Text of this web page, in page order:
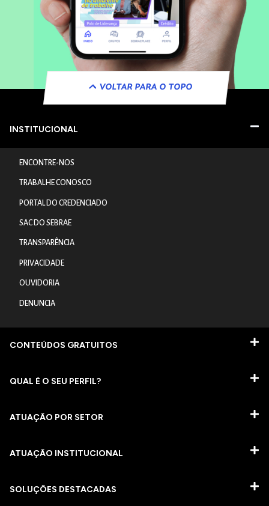
VOLTAR PARA O TOPO
INSTITUCIONAL
ENCONTRE-NOS
TRABALHE CONOSCO
PORTAL DO CREDENCIADO
SAC DO SEBRAE
TRANSPARÊNCIA
PRIVACIDADE
OUVIDORIA
DENUNCIA
CONTEÚDOS GRATUITOS
QUAL É O SEU PERFIL?
ATUAÇÃO POR SETOR
ATUAÇÃO INSTITUCIONAL
SOLUÇÕES DESTACADAS